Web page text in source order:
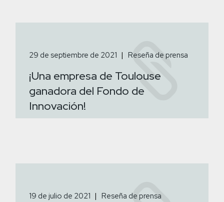
29 de septiembre de 2021 Reseña de prensa
¡Una empresa de Toulouse
ganadora del Fondo de
Innovación!
19 de julio de 2021 Reseña de prensa